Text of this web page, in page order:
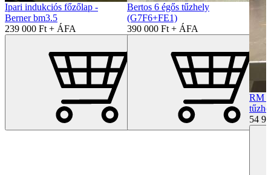
Ipari indukciós főzőlap -
Berner bm3.5
239 000 Ft + ÁFA
Bertos 6 égős tűzhely
(G7F6+FE1)
390 000 Ft + ÁFA
RM
54